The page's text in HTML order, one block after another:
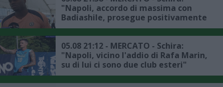
"Napoli, accordo di massima con
Badiashile, prosegue positivamente
la trattativa con il Chelsea, ecco i
dettagli"
05.08 21:12 - MERCATO - Schira:
"Napoli, vicino l'addio di Rafa Marin,
su di lui ci sono due club esteri"